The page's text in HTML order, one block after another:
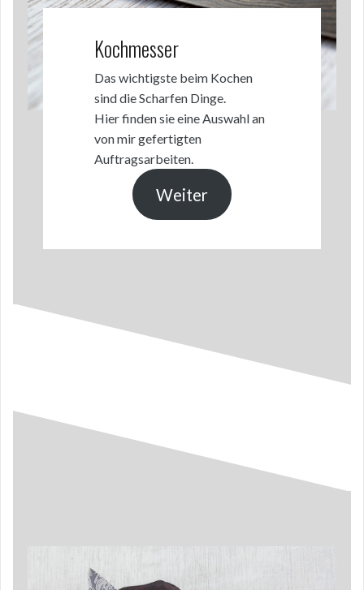
Kochmesser
Das wichtigste beim Kochen
sind die Scharfen Dinge.
Hier finden sie eine Auswahl an
von mir gefertigten
Auftragsarbeiten.
Weiter